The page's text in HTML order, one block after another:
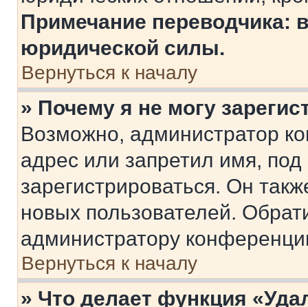
Примечание переводчика:
юридической силы.
Вернуться к началу
» Почему я не могу
Возможно, администратор
адрес или запретил имя,
зарегистрироваться. Он
новых пользователей.
администратору
Вернуться к началу
» Что делает функция